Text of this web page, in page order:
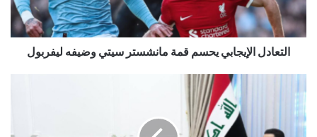
التعادل الإيجابي يحسم قمة مانشستر سيتي وضيفه ليفربول